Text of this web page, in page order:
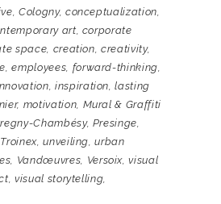
,Cologny, conceptualization,
art, corporate
space, creation,creativity,
,employees, forward-thinking,
, inspiration,lasting
, motivation, Mural & Graffiti
Chambésy, Presinge,
Troinex,unveiling,urban
, Vandœuvres, Versoix,visual
,visual storytelling,